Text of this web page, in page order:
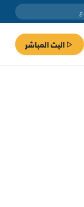
البث المباشر